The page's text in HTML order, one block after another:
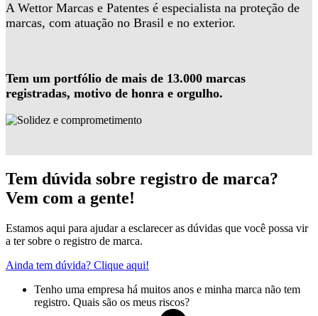
A Wettor Marcas e Patentes é especialista na proteção de
marcas, com atuação no Brasil e no exterior.
Tem um portfólio de mais de 13.000 marcas
registradas, motivo de honra e orgulho.
Tem dúvida sobre registro de marca?
Vem com a gente!
Estamos aqui para ajudar a esclarecer as dúvidas que você possa vir
a ter sobre o registro de marca.
Ainda tem dúvida? Clique aqui!
Tenho uma empresa há muitos anos e minha marca não tem
registro. Quais são os meus riscos?